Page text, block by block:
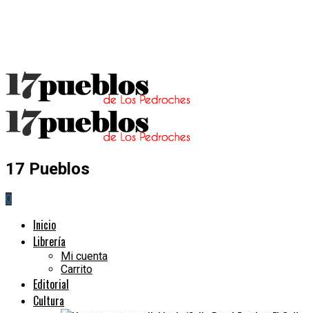
17 Pueblos
0
Inicio
Librería
Mi cuenta
Carrito
Editorial
Cultura